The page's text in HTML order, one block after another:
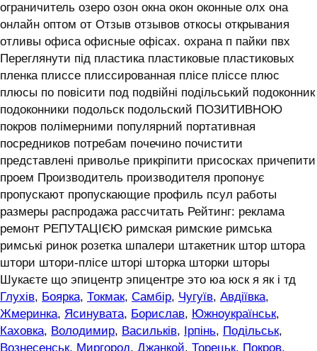
ограничитель озеро озон окна окон оконные олх она
онлайн оптом от Отзыв отзывов откосы открывания
отливы офиса офисные офісах. охрана п пайки пвх
Переглянути під пластика пластиковые пластиковых
пленка плиссе плиссированная плісе пліссе плюс
плюсы по повісити под подвійні подільський подоконник
подоконники подольск подольский ПОЗИТИВНОЮ
покров полімерними популярний портативная
посредников потребам почечино почистити
представлені приволье прикріпити присосках причепити
проем Производитель производителя пропонує
пропускают пропускающие профиль псул работы
размеры распродажа рассчитать Рейтинг: реклама
ремонт РЕПУТАЦІЄЮ римская римские римська
римські ринок розетка шпалери штакетник штор штора
штори штори-плісе шторі шторка шторки шторы
Шукаєте що эпицентр эпицентре это юа юск я як і тд
Глухів, Боярка, Токмак, Самбір, Чугуїв, Авдіївка,
Жмеринка, Ясинувата, Борислав, Южноукраїнськ,
Каховка, Володимир, Васильків, Ірпінь, Подільськ,
Вознесенськ, Миргород, Джанкой, Торецьк, Покров,